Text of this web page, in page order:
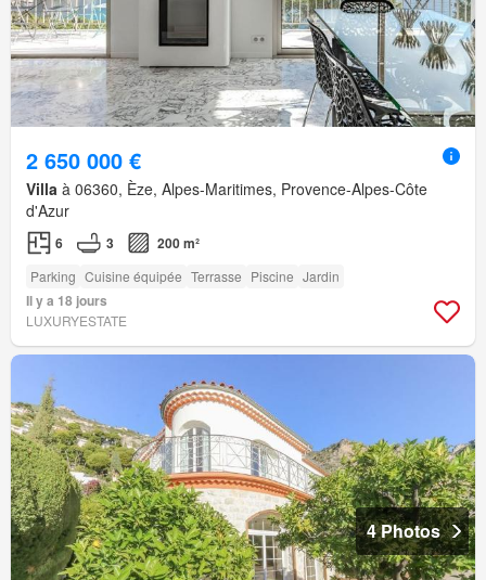
2 650 000 €
Villa à 06360, Èze, Alpes-Maritimes, Provence-Alpes-Côte
d'Azur
6 3 200 m²
Parking Cuisine équipée Terrasse Piscine Jardin
Il y a 18 jours
LUXURYESTATE
4 Photos